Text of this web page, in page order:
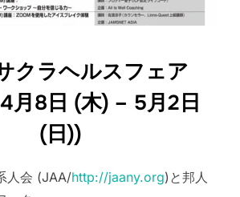
クラヘルスフェア
月8日 (木) – 5月2日
(日))
人会 (JAA/http://jaany.org)と邦人